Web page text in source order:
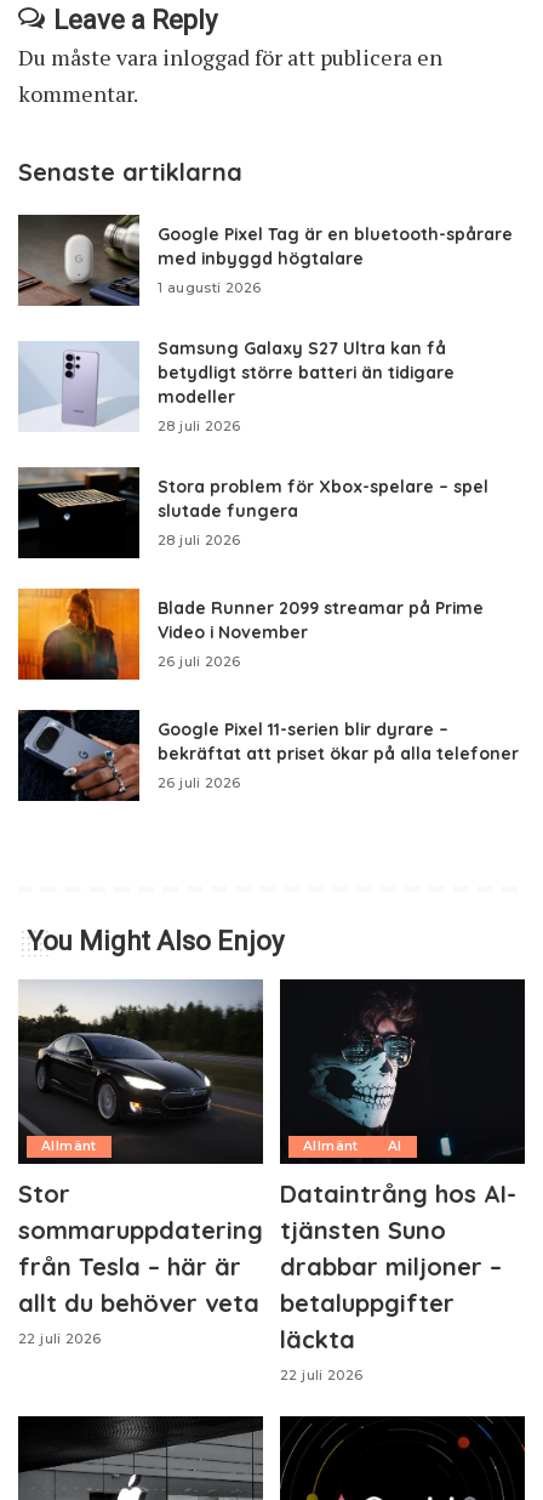
Leave a Reply
Du måste vara inloggadför att publicera en
kommentar.
Senaste artiklarna
Google Pixel Tag är en bluetooth-spårare
med inbyggd högtalare
1 augusti 2026
Samsung Galaxy S27 Ultra kan få
betydligt större batteri än tidigare
modeller
28 juli 2026
Stora problem för Xbox-spelare – spel
slutade fungera
28 juli 2026
Blade Runner 2099 streamar på Prime
Video i November
26 juli 2026
Google Pixel 11-serien blir dyrare –
bekräftat att priset ökar på alla telefoner
26 juli 2026
You Might Also Enjoy
Allmänt
Stor
sommaruppdatering
från Tesla – här är
allt du behöver veta
22 juli 2026
Allmänt AI
Dataintrång hos AI-
tjänsten Suno
drabbar miljoner –
betaluppgifter
läckta
22 juli 2026